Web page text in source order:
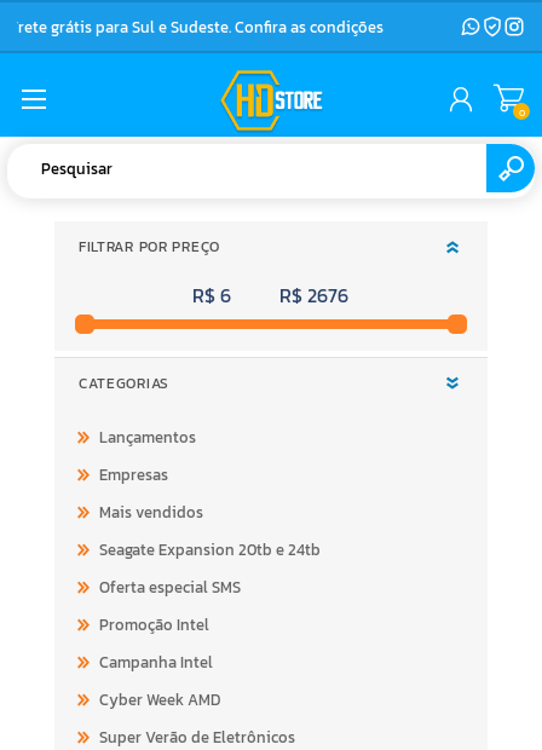
Frete grátis para Sul e Sudeste. Confira as condições
0
FILTRAR POR PREÇO
R$ 6 R$ 2676
CATEGORIAS
Lançamentos
Empresas
Mais vendidos
Seagate Expansion 20tb e 24tb
Oferta especial SMS
Promoção Intel
Campanha Intel
Cyber Week AMD
Super Verão de Eletrônicos